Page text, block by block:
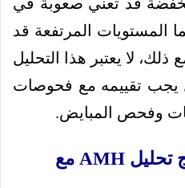
المستويات المرتفعة قد
لا يعتبر هذا التحليل
يجب تقييمه مع فحوصات
وفحص المبايض.
هل يمكن أن تتغير نتائج تحليل AMH مع